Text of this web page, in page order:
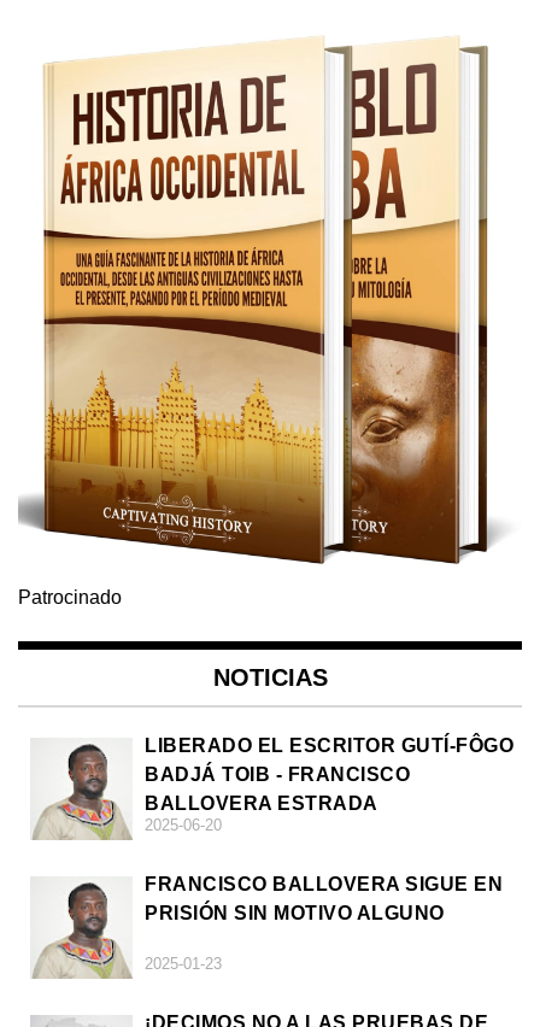
Patrocinado
NOTICIAS
LIBERADO EL ESCRITOR GUTÍ-FÔGO
BADJÁ TOIB - FRANCISCO
BALLOVERA ESTRADA
2025-06-20
FRANCISCO BALLOVERA SIGUE EN
PRISIÓN SIN MOTIVO ALGUNO
2025-01-23